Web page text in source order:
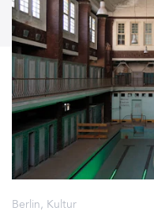
Berlin, Kultur